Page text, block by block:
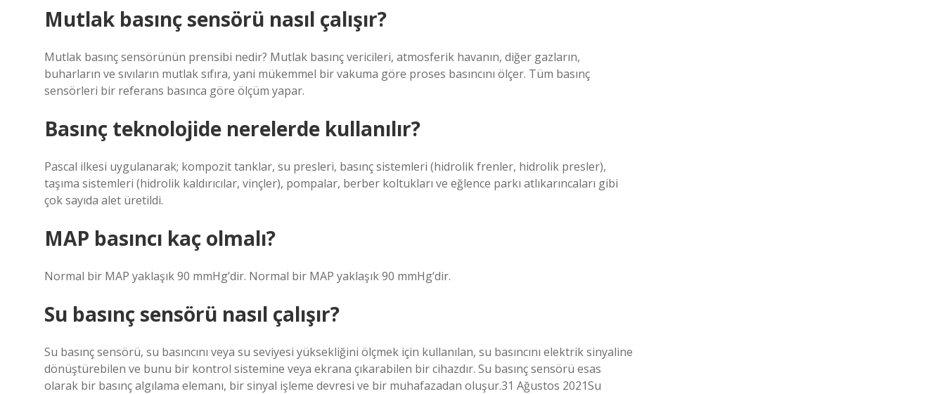
Mutlak basınç sensörü nasıl çalışır?
Mutlak basınç sensörünün prensibi nedir? Mutlak basınç vericileri, atmosferik havanın, diğer gazların,
buharların ve sıvıların mutlak sıfıra, yani mükemmel bir vakuma göre proses basıncını ölçer. Tüm basınç
sensörleri bir referans basınca göre ölçüm yapar.
Basınç teknolojide nerelerde kullanılır?
Pascal ilkesi uygulanarak; kompozit tanklar, su presleri, basınç sistemleri (hidrolik frenler, hidrolik presler),
taşıma sistemleri (hidrolik kaldırıcılar, vinçler), pompalar, berber koltukları ve eğlence parkı atlıkarıncaları gibi
çok sayıda alet üretildi.
MAP basıncı kaç olmalı?
Normal bir MAP yaklaşık 90 mmHg’dir. Normal bir MAP yaklaşık 90 mmHg’dir.
Su basınç sensörü nasıl çalışır?
Su basınç sensörü, su basıncını veya su seviyesi yüksekliğini ölçmek için kullanılan, su basıncını elektrik sinyaline
dönüştürebilen ve bunu bir kontrol sistemine veya ekrana çıkarabilen bir cihazdır. Su basınç sensörü esas
olarak bir basınç algılama elemanı, bir sinyal işleme devresi ve bir muhafazadan oluşur.31 Ağustos 2021Su